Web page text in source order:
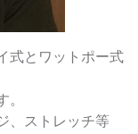
式とワットポー式
、ストレッチ等